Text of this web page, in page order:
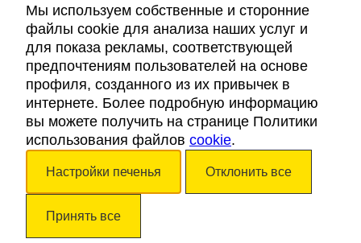
Правовая информация
Cookies
Доступность
Авторские права © 2026. Каталонский Туристический Совет. Все права
Мы используем собственные и сторонние
файлы cookie для анализа наших услуг и
для показа рекламы, соответствующей
предпочтениям пользователей на основе
профиля, созданного из их привычек в
интернете. Более подробную информацию
вы можете получить на странице Политики
использования файлов cookie.
Настройки печенья Отклонить все
Принять все